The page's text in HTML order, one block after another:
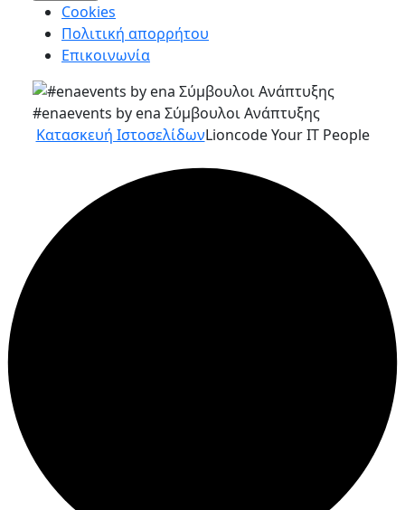
Cookies
Πολιτική απορρήτου
Επικοινωνία
#enaevents by ena Σύμβουλοι Ανάπτυξης
Κατασκευή ΙστοσελίδωνLioncode Your IT People